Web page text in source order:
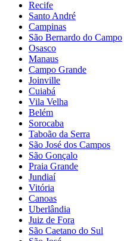
Recife
Santo André
Campinas
São Bernardo do Campo
Osasco
Manaus
Campo Grande
Joinville
Cuiabá
Vila Velha
Belém
Sorocaba
Taboão da Serra
São José dos Campos
São Gonçalo
Praia Grande
Jundiaí
Vitória
Canoas
Uberlândia
Juiz de Fora
São Caetano do Sul